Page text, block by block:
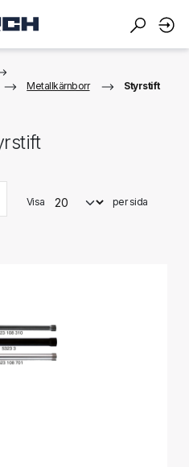
Metallkärnborr Styrstift
Visa per sida